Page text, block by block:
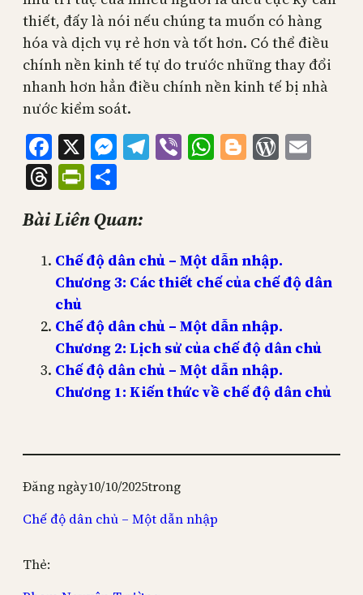
thiết, đấy là nói nếu chúng ta muốn có hàng
hóa và dịch vụ rẻ hơn và tốt hơn. Có thể điều
chính nền kinh tế tự do trước những thay đổi
nhanh hơn hẳn điều chính nền kinh tế bị nhà
nước kiểm soát.
Facebook
X Messenger
Telegram
ViberWhatsApp
Blogger
ThreadsPrintFriendly
Bài Liên Quan:
Chế độ dân chủ – Một dẫn nhập.
Chương 3: Các thiết chế của chế độ dân
chủ
Chế độ dân chủ – Một dẫn nhập.
Chương 2: Lịch sử của chế độ dân chủ
Chế độ dân chủ – Một dẫn nhập.
Chương 1: Kiến thức về chế độ dân chủ
Đăng ngày10/10/2025trong
Chế độ dân chủ – Một dẫn nhập
Thẻ: